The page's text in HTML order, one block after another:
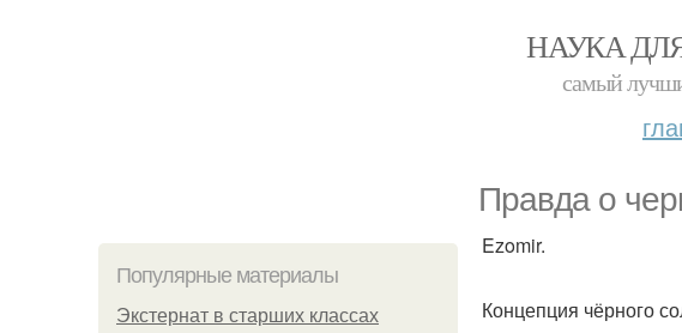
НАУКА
самый
Правда о
Популярные материалы
Экстернат в старших классах
Ezomir.
Концепция чёрного